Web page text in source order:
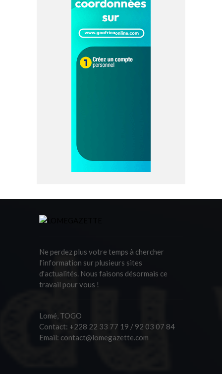
Ne perdez plus votre temps à chercher
l'information sur plusieurs sites
d'actualités. Nous faisons désormais ce
travail pour vous !
Lomé, TOGO
Contact: +228 22 33 77 19 / 92 03 07 84
Email: contact@lomegazette.com